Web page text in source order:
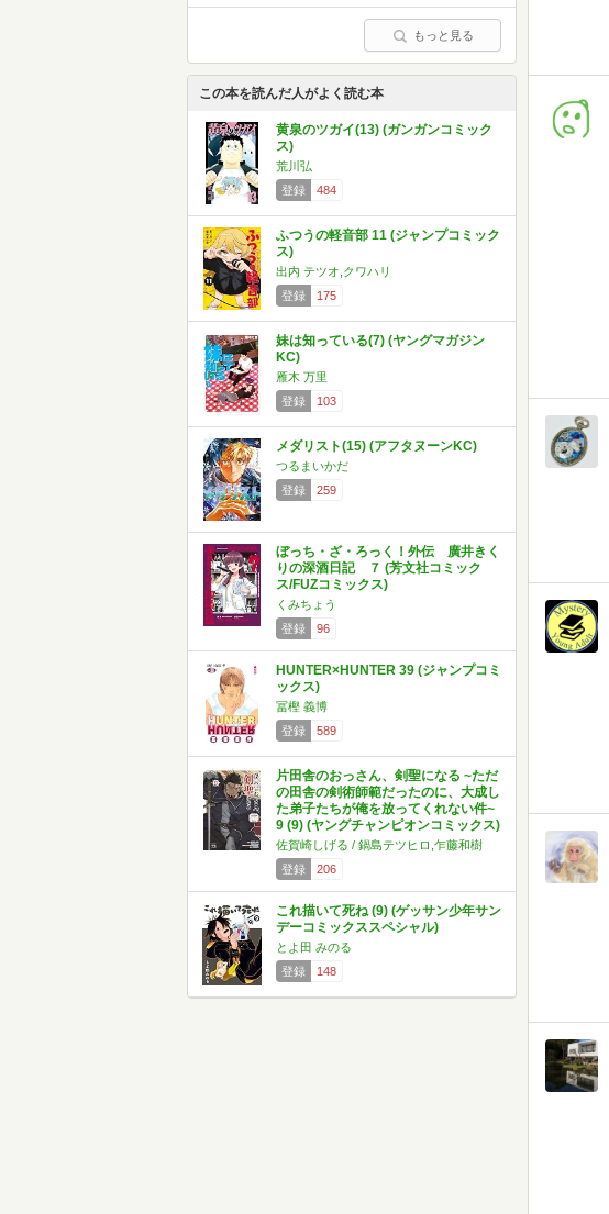
もっと見る
この本を読んだ人がよく読む本
黄泉のツガイ(13) (ガンガンコミック
ス)
荒川弘
登録
484
ふつうの軽音部 11 (ジャンプコミック
ス)
出内 テツオ,クワハリ
登録
175
妹は知っている(7) (ヤングマガジン
KC)
雁木 万里
登録
103
メダリスト(15) (アフタヌーンKC)
つるまいかだ
登録
259
ぼっち・ざ・ろっく！外伝 廣井きく
りの深酒日記 ７ (芳文社コミック
ス/FUZコミックス)
くみちょう
登録
96
HUNTER×HUNTER 39 (ジャンプコミ
ックス)
冨樫 義博
登録
589
片田舎のおっさん、剣聖になる ~ただ
の田舎の剣術師範だったのに、大成し
た弟子たちが俺を放ってくれない件~
9 (9) (ヤングチャンピオンコミックス)
佐賀崎しげる / 鍋島テツヒロ,乍藤和樹
登録
206
これ描いて死ね (9) (ゲッサン少年サン
デーコミックススペシャル)
とよ田 みのる
登録
148